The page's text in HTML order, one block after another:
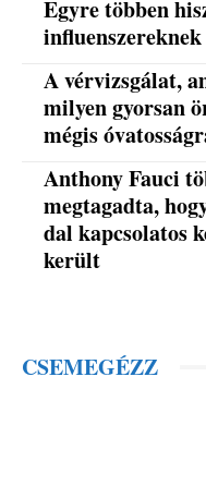
Egyre többen
A vérvizsgálat,
milyen gyorsan
mégis
Anthony Fauci
megtagadta,
dal kapcsolatos
került
CSEMEGÉZZ